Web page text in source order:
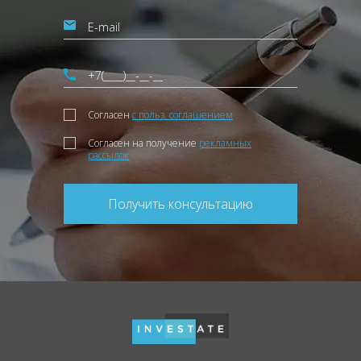
Согласен с польз. соглашением
Согласен на получение рекламных
рассылок
Получить консультацию